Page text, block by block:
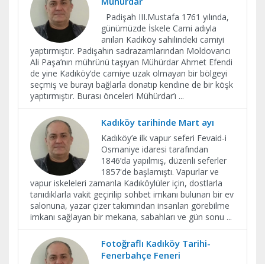
Padişah III.Mustafa 1761 yılında,
günümüzde İskele Cami adıyla
anılan Kadıköy sahilindeki camiyi
yaptırmıştır. Padişahın sadrazamlarından Moldovancı
Ali Paşa’nın mührünü taşıyan Mühürdar Ahmet Efendi
de yine Kadıköy’de camiye uzak olmayan bir bölgeyi
seçmiş ve burayı bağlarla donatıp kendine de bir köşk
yaptırmıştır. Burası önceleri Mühürdar’ı ...
Kadıköy tarihinde Mart ayı
Kadıköy’e ilk vapur seferi Fevaid-i
Osmaniye idaresi tarafından
1846’da yapılmış, düzenli seferler
1857'de başlamıştı. Vapurlar ve
vapur iskeleleri zamanla Kadıköylüler için, dostlarla
tanıdıklarla vakit geçirilip sohbet imkanı bulunan bir ev
salonuna, yazar çizer takımından insanları görebilme
imkanı sağlayan bir mekana, sabahları ve gün sonu ...
Fotoğraflı Kadıköy Tarihi-
Fenerbahçe Feneri